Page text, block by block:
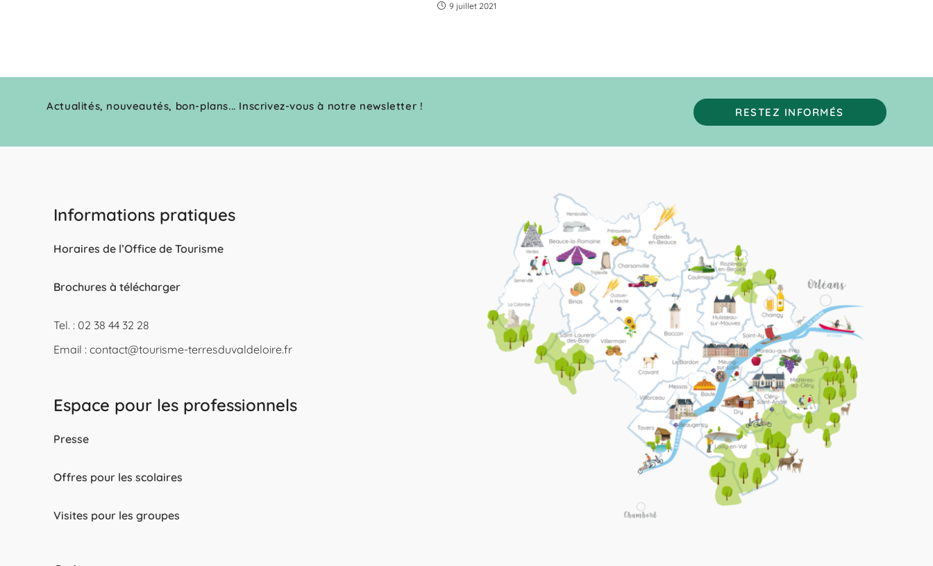
9 juillet 2021
Actualités, nouveautés, bon-plans... Inscrivez-vous à notre newsletter ! RESTEZ INFORMÉS
Informations pratiques
Horaires de l’Office de Tourisme
Brochures à télécharger
Tel. : 02 38 44 32 28
Email :contact@tourisme-terresduvaldeloire.fr
Espace pour les professionnels
Presse
Offres pour les scolaires
Visites pour les groupes